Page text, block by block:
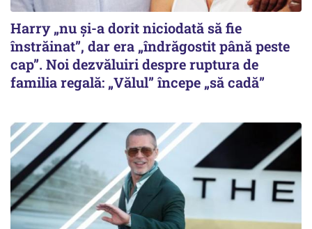
Harry „nu și-a dorit niciodată să fie
înstrăinat”, dar era „îndrăgostit până peste
cap”. Noi dezvăluiri despre ruptura de
familia regală: „Vălul” începe „să cadă”